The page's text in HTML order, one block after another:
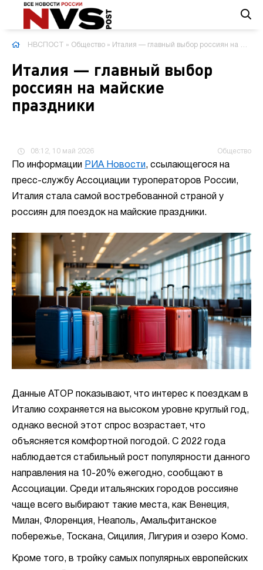
НВСПОСТ » Общество » Италия — главный выбор россиян на майские праздники
Италия — главный выбор
россиян на майские
праздники
08:12, 10 май 2026 Общество
По информации РИА Новости , ссылающегося на
пресс-службу Ассоциации туроператоров России,
Италия стала самой востребованной страной у
россиян для поездок на майские праздники.
Данные АТОР показывают, что интерес к поездкам в
Италию сохраняется на высоком уровне круглый год,
однако весной этот спрос возрастает, что
объясняется комфортной погодой. С 2022 года
наблюдается стабильный рост популярности данного
направления на 10-20% ежегодно, сообщают в
Ассоциации. Среди итальянских городов россияне
чаще всего выбирают такие места, как Венеция,
Милан, Флоренция, Неаполь, Амальфитанское
побережье, Тоскана, Сицилия, Лигурия и озеро Комо.
Кроме того, в тройку самых популярных европейских